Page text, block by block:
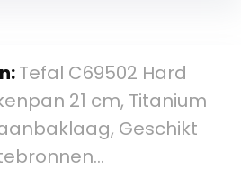
Tefal C69502 Hard
21 cm, Titanium
Geschikt